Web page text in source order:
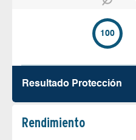
100
Resultado Protección
Rendimiento